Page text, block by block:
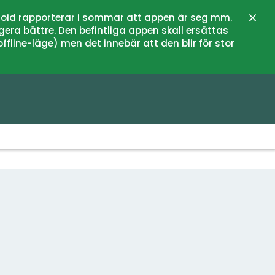
rapporterar i sommar att appen är seg mm.
bättre. Den befintliga appen skall ersättas
läge) men det innebär att den blir för stor
Sulje